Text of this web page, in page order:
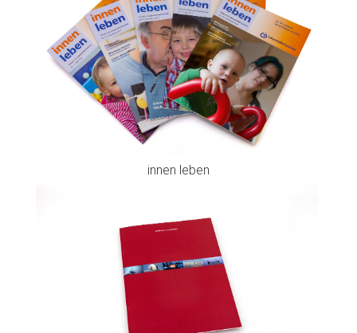
innen leben